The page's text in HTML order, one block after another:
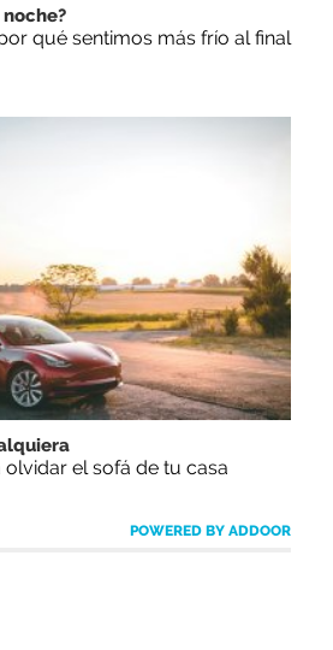
qué sentimos más frío al final
olvidar el sofá de tu casa
POWERED BY ADDOOR